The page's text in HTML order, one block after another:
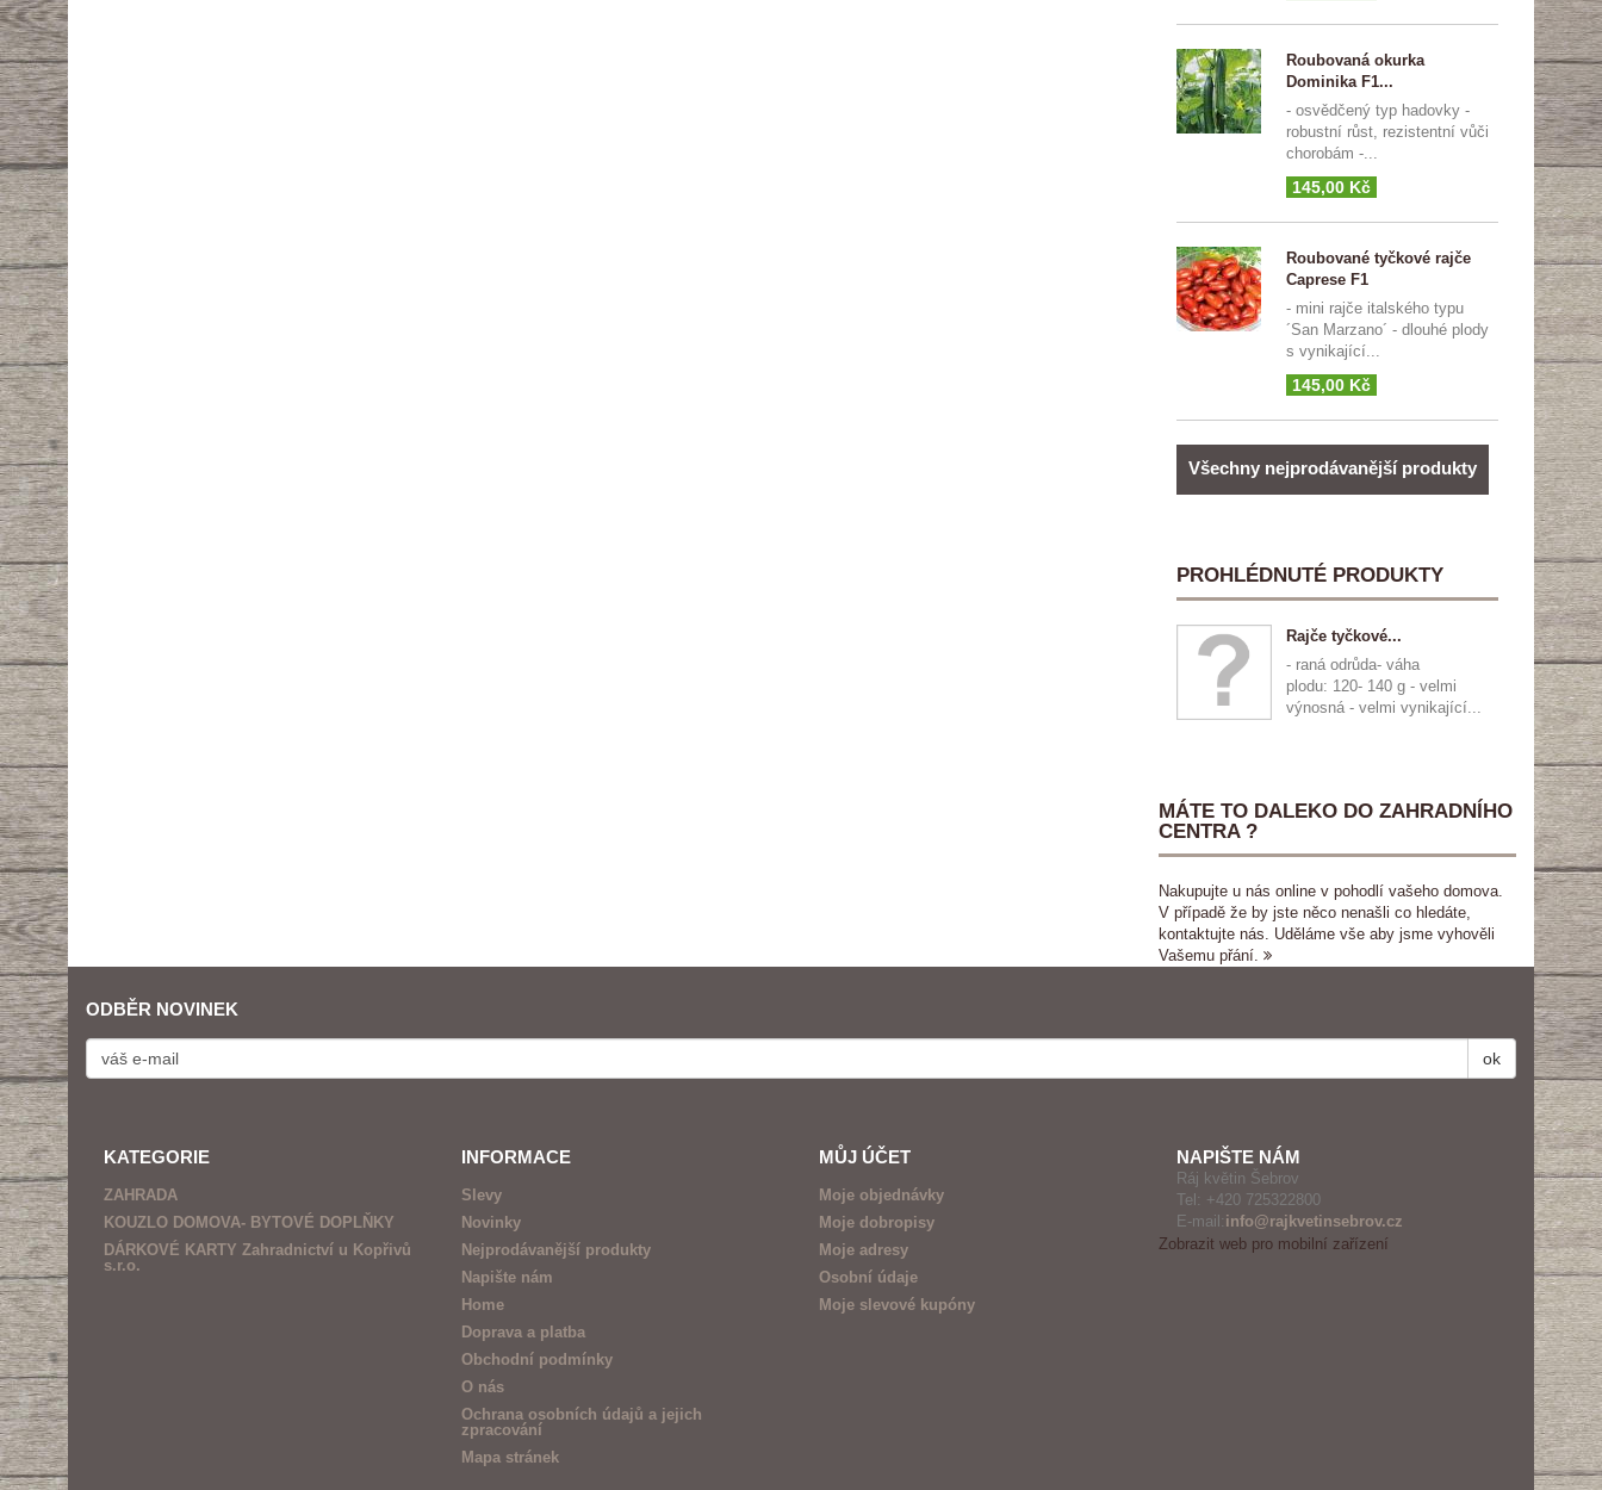
Roubovaná okurka
Dominika F1...
- osvědčený typ hadovky -
robustní růst, rezistentní vůči
chorobám -...
145,00 Kč
Roubované tyčkové rajče
Caprese F1
- mini rajče italského typu
´San Marzano´ - dlouhé plody
s vynikající...
145,00 Kč
Všechny nejprodávanější produkty
PROHLÉDNUTÉ PRODUKTY
Rajče tyčkové...
- raná odrůda- váha
plodu: 120- 140 g - velmi
výnosná - velmi vynikající...
MÁTE TO DALEKO DO ZAHRADNÍHO
CENTRA ?
Nakupujte u nás online v pohodlí vašeho domova.
V případě že by jste něco nenašli co hledáte,
kontaktujte nás. Uděláme vše aby jsme vyhověli
Vašemu přání.
ODBĚR NOVINEK
ok
KATEGORIE
ZAHRADA
KOUZLO DOMOVA- BYTOVÉ DOPLŇKY
DÁRKOVÉ KARTY Zahradnictví u Kopřivů
s.r.o.
INFORMACE
Slevy
Novinky
Nejprodávanější produkty
Napište nám
Home
Doprava a platba
Obchodní podmínky
O nás
Ochrana osobních údajů a jejich
zpracování
Mapa stránek
MŮJ ÚČET
Moje objednávky
Moje dobropisy
Moje adresy
Osobní údaje
Moje slevové kupóny
NAPIŠTE NÁM
Ráj květin Šebrov
Tel: +420 725322800
E-mail: info@rajkvetinsebrov.cz
Zobrazit web pro mobilní zařízení